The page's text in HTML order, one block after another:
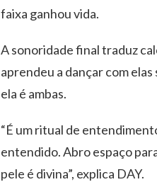
faixa ganhou vida.
A sonoridade final traduz
aprendeu a dançar com
ela é ambas.
“É um ritual de
entendido. Abro espaço
pele é divina”, explica DAY.